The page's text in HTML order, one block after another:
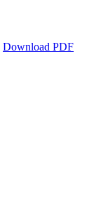
Download PDF